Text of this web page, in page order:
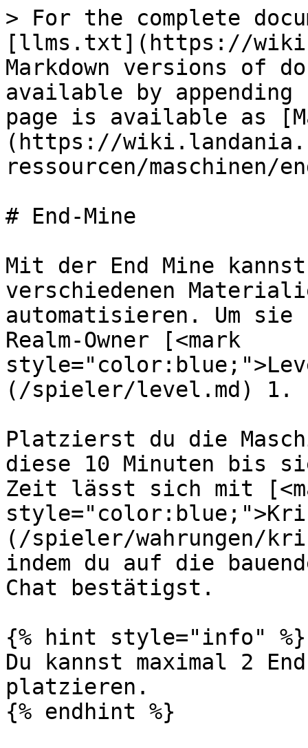
> For the complete
[llms.txt](https://
Markdown versions of
available by
page is available as
(https://
ressourcen/maschinen/
# End-Mine
Mit der End Mine
verschiedenen
automatisieren. Um
Realm-Owner [<mark
(/spieler/level.md) 1.
Platzierst du die
diese 10 Minuten bis
Zeit lässt sich mit
(/spieler/wahrungen/
indem du auf die
Chat bestätigst.
{% hint style="info" %}
Du kannst maximal 2
platzieren.
{% endhint %}